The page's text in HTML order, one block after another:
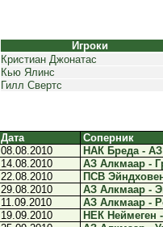
Игроки
Кристиан Джонатас
Кью Ялинс
Гилл Свертс
Дата
Соперник
08.08.2010
НАК Бреда -
14.08.2010
АЗ Алкмаар -
22.08.2010
ПСВ
29.08.2010
АЗ Алкмаар -
11.09.2010
АЗ Алкмаар -
19.09.2010
НЕК Неймеген